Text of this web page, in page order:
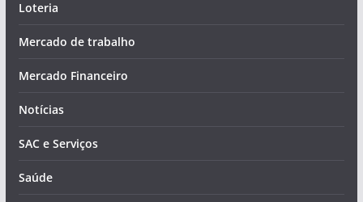
Loteria
Mercado de trabalho
Mercado Financeiro
Notícias
SAC e Serviços
Saúde